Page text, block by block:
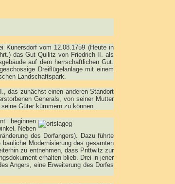
Kunersdorf vom 12.08.1759 (Heute in
das Gut Quilitz von Friedrich II. als
auf dem herrschaftlichen Gut.
Dreiflügelanlage mit einem
Landschaftspark.
das zunächst einen anderen Standort
Generals, von seiner Mutter
Güter kümmern zu können.
beginnen
Neben
des Dorfangers). Dazu führte
Modernisierung des gesamten
zu entnehmen, dass Prittwitz zur
erhalten blieb. Drei in jener
Angers, eine Erweiterung des Dorfes